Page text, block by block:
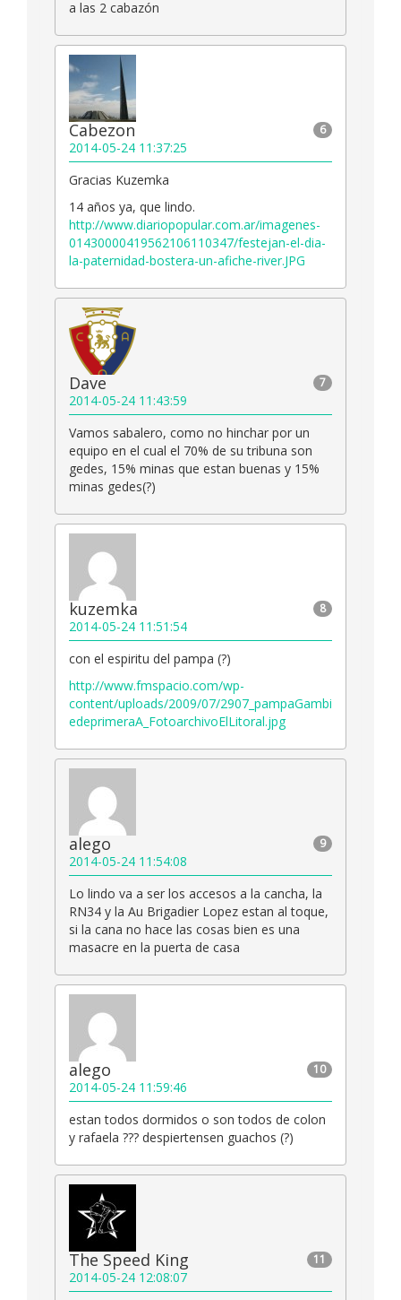
a las 2 cabazón
6
Cabezon
2014-05-24 11:37:25
Gracias Kuzemka
14 años ya, que lindo.
http://www.diariopopular.com.ar/imagenes-
01430000419562106110347/festejan-el-dia-
la-paternidad-bostera-un-afiche-river.JPG
7
Dave
2014-05-24 11:43:59
Vamos sabalero, como no hinchar por un
equipo en el cual el 70% de su tribuna son
gedes, 15% minas que estan buenas y 15%
minas gedes(?)
8
kuzemka
2014-05-24 11:51:54
con el espiritu del pampa (?)
http://www.fmspacio.com/wp-
content/uploads/2009/07/2907_pampaGambi
edeprimeraA_FotoarchivoElLitoral.jpg
9
alego
2014-05-24 11:54:08
Lo lindo va a ser los accesos a la cancha, la
RN34 y la Au Brigadier Lopez estan al toque,
si la cana no hace las cosas bien es una
masacre en la puerta de casa
10
alego
2014-05-24 11:59:46
estan todos dormidos o son todos de colon
y rafaela ??? despiertensen guachos (?)
11
The Speed King
2014-05-24 12:08:07